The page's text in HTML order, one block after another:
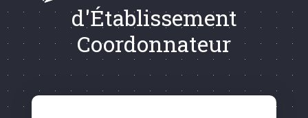
d'Établissement
Coordonnateur